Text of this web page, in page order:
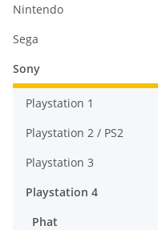
Nintendo
Sega
Sony
Playstation 1
Playstation 2 / PS2
Playstation 3
Playstation 4
Phat